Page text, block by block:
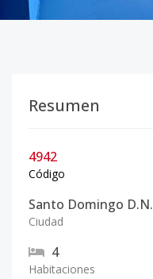
Resumen
4942
Código
Santo Domingo D.N.
Ciudad
4
Habitaciones